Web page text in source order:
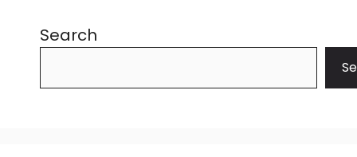
Search